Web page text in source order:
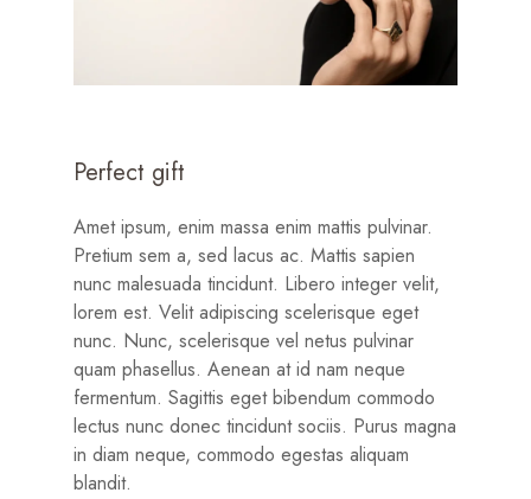
Perfect gift
Amet ipsum, enim massa enim mattis pulvinar.
Pretium sem a, sed lacus ac. Mattis sapien
nunc malesuada tincidunt. Libero integer velit,
lorem est. Velit adipiscing scelerisque eget
nunc. Nunc, scelerisque vel netus pulvinar
quam phasellus. Aenean at id nam neque
fermentum. Sagittis eget bibendum commodo
lectus nunc donec tincidunt sociis. Purus magna
in diam neque, commodo egestas aliquam
blandit.